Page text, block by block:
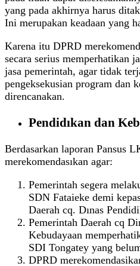
yang pada akhirnya harus
Ini merupakan keadaan yang
Karena itu DPRD
secara serius memperhatikan
jasa pemerintah, agar tidak
pengeksekusian program dan
direncanakan.
Pendidıkan dan
Berdasarkan laporan Pansus
merekomendasıkan agar:
Pemerintah segera
SDN Fataieke demi
Daerah cq. Dınas
Pemerintah Daerah cq
Kebudayaan
SDI Tongatey yang
DPRD